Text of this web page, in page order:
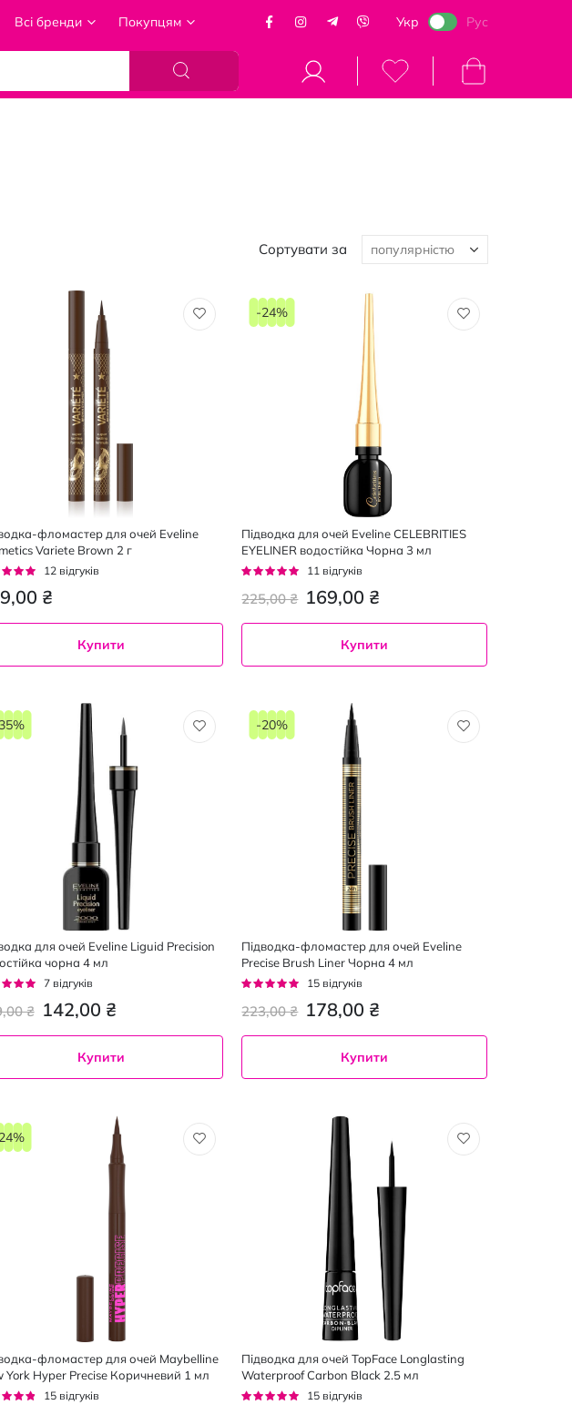
Всі бренди Покупцям Укр Рус
Кошик
Сортувати за
фломастер для очей Eveline
Variete Brown 2 г
12 відгуків
₴
Купити
Підводка для очей Eveline CELEBRITIES
EYELINER водостійка Чорна 3 мл
Рейтинг:
11 відгуків
169,00 ₴
225,00 ₴
-24%
Купити
для очей Eveline Liguid Precision
чорна 4 мл
7 відгуків
142,00 ₴
₴
Купити
Підводка-фломастер для очей Eveline
Precise Brush Liner Чорна 4 мл
Рейтинг:
15 відгуків
178,00 ₴
223,00 ₴
-20%
Купити
фломастер для очей Maybelline
York Hyper Precise Коричневий 1 мл
15 відгуків
Підводка для очей TopFace Longlasting
Waterproof Carbon Black 2.5 мл
Рейтинг:
15 відгуків